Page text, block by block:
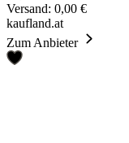
Versand: 0,00 €
kaufland.at
Zum Anbieter